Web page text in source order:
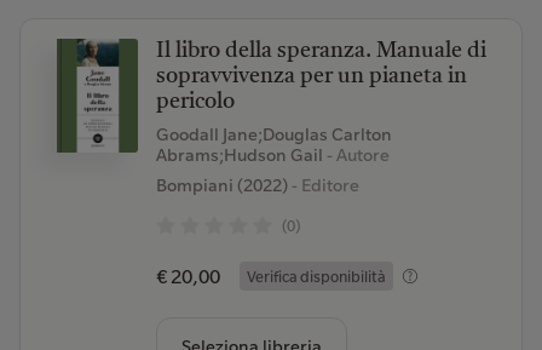
Il libro della speranza. Manuale di
sopravvivenza per un pianeta in
pericolo
Goodall Jane;Douglas Carlton
Abrams;Hudson Gail - Autore
Bompiani (2022)- Editore
(0)
€ 20,00 Verifica disponibilità